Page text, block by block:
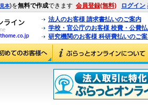
見本)を無料で作成できます 会員登録(無料) ログイン
法人のお客様 請求書払いのご案内
学校・官公庁のお客様 校費・公費
研究機関のお客様 科研費払いのご